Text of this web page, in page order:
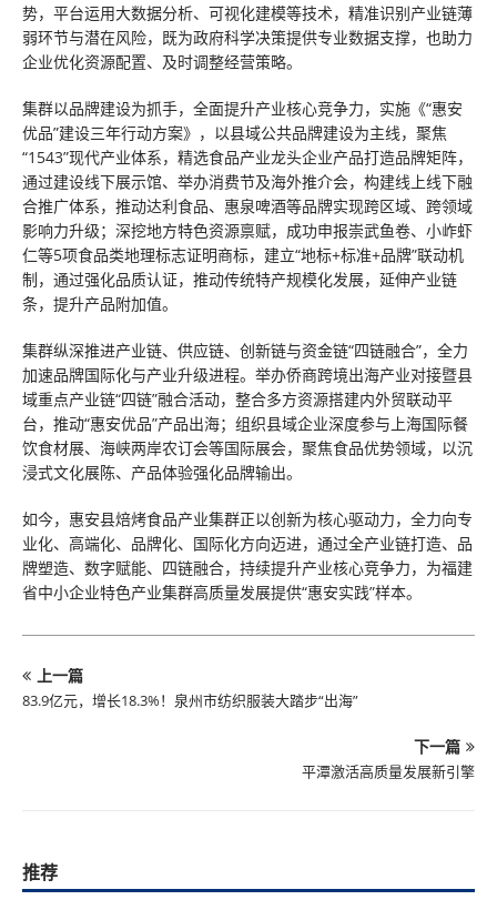
势，平台运用大数据分析、可视化建模等技术，精准识别产业链薄
弱环节与潜在风险，既为政府科学决策提供专业数据支撑，也助力
企业优化资源配置、及时调整经营策略。
集群以品牌建设为抓手，全面提升产业核心竞争力，实施《“惠安
优品”建设三年行动方案》，以县域公共品牌建设为主线，聚焦
“1543”现代产业体系，精选食品产业龙头企业产品打造品牌矩阵，
通过建设线下展示馆、举办消费节及海外推介会，构建线上线下融
合推广体系，推动达利食品、惠泉啤酒等品牌实现跨区域、跨领域
影响力升级；深挖地方特色资源禀赋，成功申报崇武鱼卷、小岞虾
仁等5项食品类地理标志证明商标，建立“地标+标准+品牌”联动机
制，通过强化品质认证，推动传统特产规模化发展，延伸产业链
条，提升产品附加值。
集群纵深推进产业链、供应链、创新链与资金链“四链融合”，全力
加速品牌国际化与产业升级进程。举办侨商跨境出海产业对接暨县
域重点产业链“四链”融合活动，整合多方资源搭建内外贸联动平
台，推动“惠安优品”产品出海；组织县域企业深度参与上海国际餐
饮食材展、海峡两岸农订会等国际展会，聚焦食品优势领域，以沉
浸式文化展陈、产品体验强化品牌输出。
如今，惠安县焙烤食品产业集群正以创新为核心驱动力，全力向专
业化、高端化、品牌化、国际化方向迈进，通过全产业链打造、品
牌塑造、数字赋能、四链融合，持续提升产业核心竞争力，为福建
省中小企业特色产业集群高质量发展提供“惠安实践”样本。
上一篇
83.9亿元，增长18.3%！泉州市纺织服装大踏步“出海”
下一篇
平潭激活高质量发展新引擎
推荐